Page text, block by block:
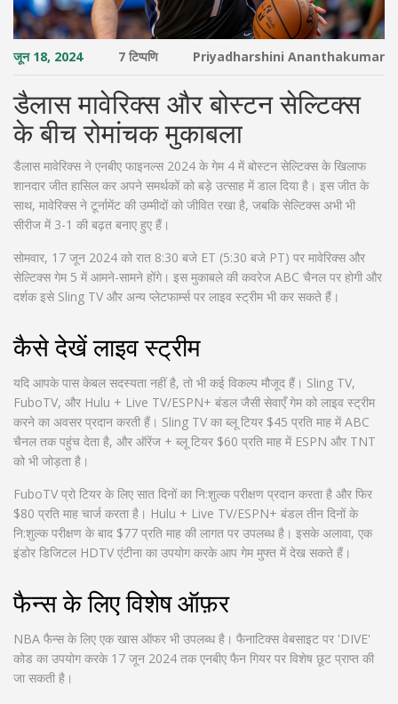
जून 18, 2024 7 टिप्पणि Priyadharshini Ananthakumar
डैलास मावेरिक्स और बोस्टन सेल्टिक्स
के बीच रोमांचक मुकाबला
डैलास मावेरिक्स ने एनबीए फाइनल्स 2024 के गेम 4 में बोस्टन सेल्टिक्स के खिलाफ
शानदार जीत हासिल कर अपने समर्थकों को बड़े उत्साह में डाल दिया है। इस जीत के
साथ, मावेरिक्स ने टूर्नामेंट की उम्मीदों को जीवित रखा है, जबकि सेल्टिक्स अभी भी
सीरीज में 3-1 की बढ़त बनाए हुए हैं।
सोमवार, 17 जून 2024 को रात 8:30 बजे ET (5:30 बजे PT) पर मावेरिक्स और
सेल्टिक्स गेम 5 में आमने-सामने होंगे। इस मुकाबले की कवरेज ABC चैनल पर होगी और
दर्शक इसे Sling TV और अन्य प्लेटफार्म्स पर लाइव स्ट्रीम भी कर सकते हैं।
कैसे देखें लाइव स्ट्रीम
यदि आपके पास केबल सदस्यता नहीं है, तो भी कई विकल्प मौजूद हैं। Sling TV,
FuboTV, और Hulu + Live TV/ESPN+ बंडल जैसी सेवाएँ गेम को लाइव स्ट्रीम
करने का अवसर प्रदान करती हैं। Sling TV का ब्लू टियर $45 प्रति माह में ABC
चैनल तक पहुंच देता है, और ऑरेंज + ब्लू टियर $60 प्रति माह में ESPN और TNT
को भी जोड़ता है।
FuboTV प्रो टियर के लिए सात दिनों का नि:शुल्क परीक्षण प्रदान करता है और फिर
$80 प्रति माह चार्ज करता है। Hulu + Live TV/ESPN+ बंडल तीन दिनों के
नि:शुल्क परीक्षण के बाद $77 प्रति माह की लागत पर उपलब्ध है। इसके अलावा, एक
इंडोर डिजिटल HDTV एंटीना का उपयोग करके आप गेम मुफ्त में देख सकते हैं।
फैन्स के लिए विशेष ऑफ़र
NBA फैन्स के लिए एक खास ऑफर भी उपलब्ध है। फैनाटिक्स वेबसाइट पर 'DIVE'
कोड का उपयोग करके 17 जून 2024 तक एनबीए फैन गियर पर विशेष छूट प्राप्त की
जा सकती है।